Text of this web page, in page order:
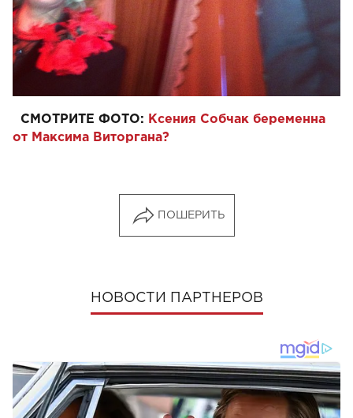
СМОТРИТЕ ФОТО: Ксения Собчак беременна
от Максима Виторгана?
ПОШЕРИТЬ
НОВОСТИ ПАРТНЕРОВ